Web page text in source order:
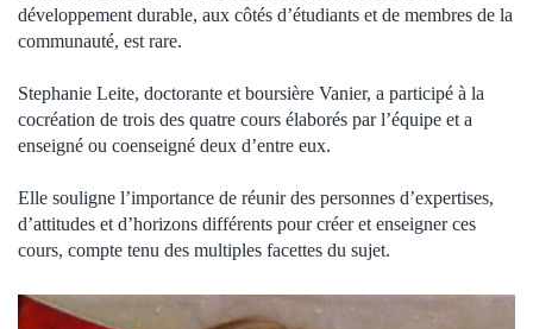
développement durable, aux côtés d’étudiants et de membres de la
communauté, est rare.
Stephanie Leite, doctorante et boursière Vanier, a participé à la
cocréation de trois des quatre cours élaborés par l’équipe et a
enseigné ou coenseigné deux d’entre eux.
Elle souligne l’importance de réunir des personnes d’expertises,
d’attitudes et d’horizons différents pour créer et enseigner ces
cours, compte tenu des multiples facettes du sujet.